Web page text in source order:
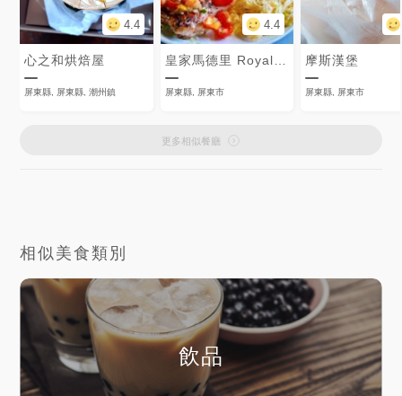
4.4
心之和烘焙屋
屏東縣, 屏東縣, 潮州鎮
4.4
皇家馬德里 Royal Madrid
屏東縣, 屏東市
摩斯漢堡
屏東縣, 屏東市
更多相似餐廳
相似美食類別
飲品